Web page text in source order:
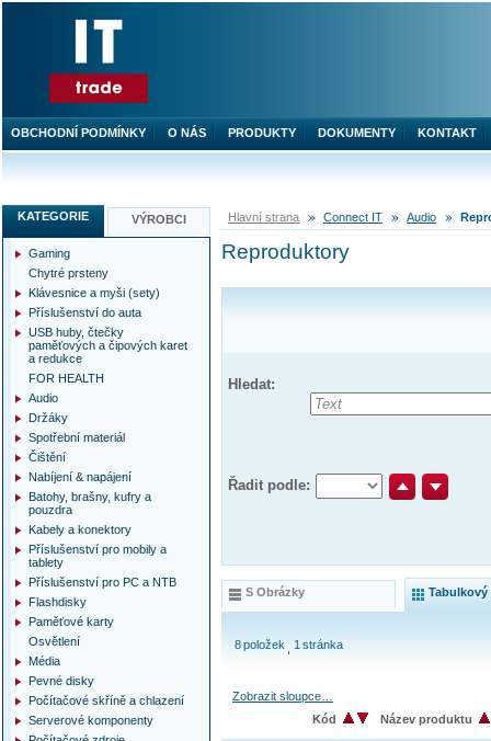
Hlavní strana Connect IT Audio
Reproduktory
Hledat:
Řadit podle:
S Obrázky Tabulkový
8položek 1 stránka
Zobrazit sloupce…
Kód
Název produktu
KATEGORIE VÝROBCI
Gaming
Chytré prsteny
Klávesnice a myši (sety)
Příslušenství do auta
USB huby, čtečky
paměťových a čipových karet
a redukce
FOR HEALTH
Audio
Držáky
Spotřební materiál
Čištění
Nabíjení & napájení
Batohy, brašny, kufry a
pouzdra
Kabely a konektory
Příslušenství pro mobily a
tablety
Příslušenství pro PC a NTB
Flashdisky
Paměťové karty
Osvětlení
Média
Pevné disky
Počítačové skříně a chlazení
Serverové komponenty
OBCHODNÍ PODMÍNKY O NÁS PRODUKTY DOKUMENTY KONTAKT